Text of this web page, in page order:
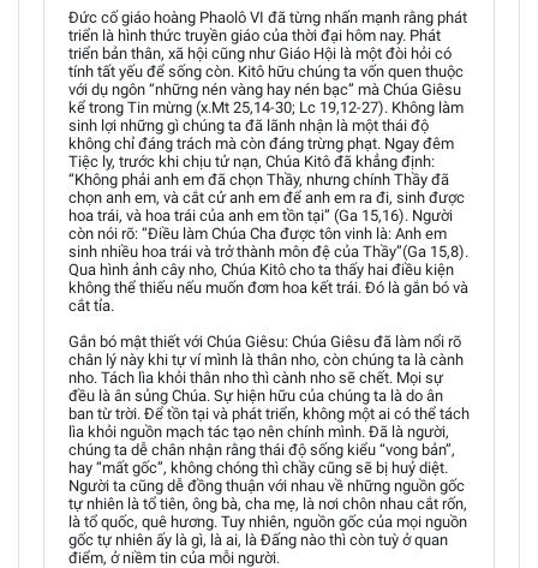
Đức cố giáo hoàng Phaolô VI đã từng nhấn mạnh rằng phát
triển là hình thức truyền giáo của thời đại hôm nay. Phát
triển bản thân, xã hội cũng như Giáo Hội là một đòi hỏi có
tính tất yếu để sống còn. Kitô hữu chúng ta vốn quen thuộc
với dụ ngôn “những nén vàng hay nén bạc” mà Chúa Giêsu
kể trong Tin mừng (x.Mt 25,14-30; Lc 19,12-27). Không làm
sinh lợi những gì chúng ta đã lãnh nhận là một thái độ
không chỉ đáng trách mà còn đáng trừng phạt. Ngay đêm
Tiệc ly, trước khi chịu tử nạn, Chúa Kitô đã khẳng định:
“Không phải anh em đã chọn Thầy, nhưng chính Thầy đã
chọn anh em, và cắt cử anh em để anh em ra đi, sinh được
hoa trái, và hoa trái của anh em tồn tại” (Ga 15,16). Người
còn nói rõ: “Điều làm Chúa Cha được tôn vinh là: Anh em
sinh nhiều hoa trái và trở thành môn đệ của Thầy”(Ga 15,8).
Qua hình ảnh cây nho, Chúa Kitô cho ta thấy hai điều kiện
không thể thiếu nếu muốn đơm hoa kết trái. Đó là gắn bó và
cắt tỉa.
Gắn bó mật thiết với Chúa Giêsu: Chúa Giêsu đã làm nổi rõ
chân lý này khi tự ví mình là thân nho, còn chúng ta là cành
nho. Tách lìa khỏi thân nho thì cành nho sẽ chết. Mọi sự
đều là ân sủng Chúa. Sự hiện hữu của chúng ta là do ân
ban từ trời. Để tồn tại và phát triển, không một ai có thể tách
lìa khỏi nguồn mạch tác tạo nên chính mình. Đã là người,
chúng ta dễ chân nhận rằng thái độ sống kiểu “vong bản”,
hay “mất gốc”, không chóng thì chầy cũng sẽ bị huỷ diệt.
Người ta cũng dễ đồng thuận với nhau về những nguồn gốc
tự nhiên là tổ tiên, ông bà, cha mẹ, là nơi chôn nhau cắt rốn,
là tổ quốc, quê hương. Tuy nhiên, nguồn gốc của mọi nguồn
gốc tự nhiên ấy là gì, là ai, là Đấng nào thì còn tuỳ ở quan
điểm, ở niềm tin của mỗi người.